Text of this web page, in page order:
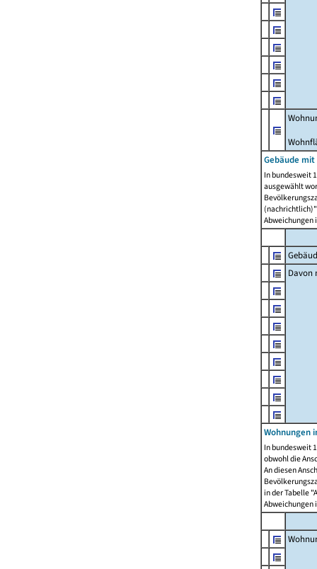
Gebäude
In bundesweit
ausgewählt
Abweichungen
Davon
Wohnungen
In bundesweit
obwohl die
An diesen
in der Tabelle
Abweichungen